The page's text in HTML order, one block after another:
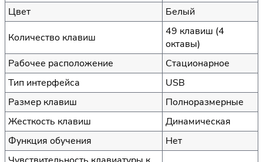
Цвет
Белый
Количество клавиш
49 клавиш (4
октавы)
Рабочее расположение
Стационарное
Тип интерфейса
USB
Размер клавиш
Полноразмерные
Жесткость клавиш
Динамическая
Функция обучения
Нет